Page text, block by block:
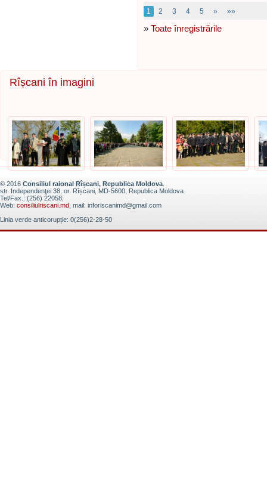
1 2 3 4 5 » »»
» Toate înregistrările
Rîșcani în imagini
© 2016 Consiliul raional Rîșcani, Republica Moldova
str. Independenţei 38, or. Rîșcani, MD-5600, Republica Moldova
Tel/Fax.: (256) 22058;
Web: consiliulriscani.md , mail: inforiscanimd@gmail.com
Linia verde anticorupție: 0(256)2-28-50